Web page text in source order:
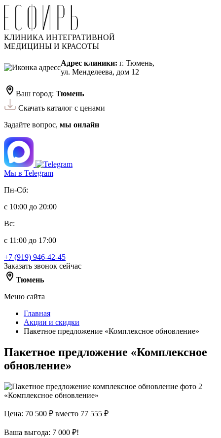
КЛИНИКА ИНТЕГРАТИВНОЙ
МЕДИЦИНЫ И КРАСОТЫ
Адрес клиники: г. Тюмень,
ул. Менделеева, дом 12
Ваш город: Тюмень
Скачать каталог с ценами
Задайте вопрос, мы онлайн
Мы в Telegram
Пн-Сб:
с 10:00 до 20:00
Вс:
с 11:00 до 17:00
+7 (919) 946-42-45
Заказать звонок сейчас
Тюмень
Меню сайта
Главная
Акции и скидки
Пакетное предложение «Комплексное обновление»
Пакетное предложение «Комплексное
обновление»
«Комплексное обновление»
Цена: 70 500 ₽ вместо 77 555 ₽
Ваша выгода: 7 000 ₽!